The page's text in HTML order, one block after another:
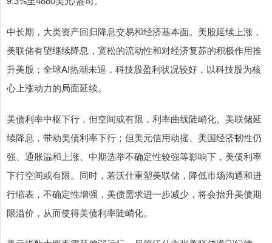
中长期，大类资产回归降息交易和经济基本面。美股延续上涨，
美联储有望继续降息，宽松的流动性和对经济复苏的积极作用推
升美股；全球AI热潮未退，科技股盈利状况较好，以科技股为核
心上涨动力的局面延续。
美债利率中枢下行，但空间或有限，利率曲线陡峭化。美联储延
续降息，带动美债利率下行；但美元信用动摇、美国经济韧性仍
强、通胀温和上涨、中期选举不确定性较强等影响下，美债利率
下行空间或有限。同时，若沃什重塑美联储，降低市场沟通和进
行缩表，不确定性增强，美债需求进一步减少，将会抬升美债期
限溢价，从而使得美债利率陡峭化。